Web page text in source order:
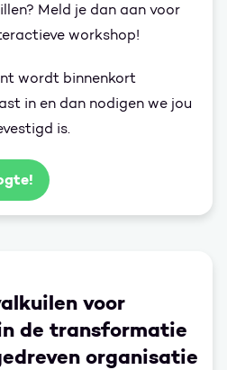
Meld je dan aan voor
workshop!
wordt binnenkort
in en dan nodigen we jou
is.
voor
de transformatie
organisatie